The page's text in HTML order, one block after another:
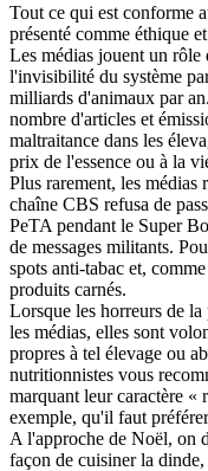
Tout ce qui est conforme
présenté comme éthique
Les médias jouent un rôle
l'invisibilité du système
milliards d'animaux par
nombre d'articles et
maltraitance dans les
prix de l'essence ou à la
Plus rarement, les médias
chaîne CBS refusa de
PeTA pendant le Super
de messages militants.
spots anti-tabac et,
produits carnés.
Lorsque les horreurs de
les médias, elles sont
propres à tel élevage ou
nutritionnistes vous
marquant leur caractère «
exemple, qu'il faut
A l'approche de Noël, on
façon de cuisiner la dinde,